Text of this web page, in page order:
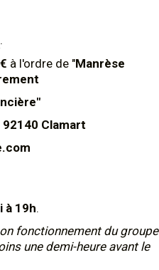
.
à l'ordre de "Manrèse
Clamart
à 19h.
fonctionnement du groupe
une demi-heure avant le